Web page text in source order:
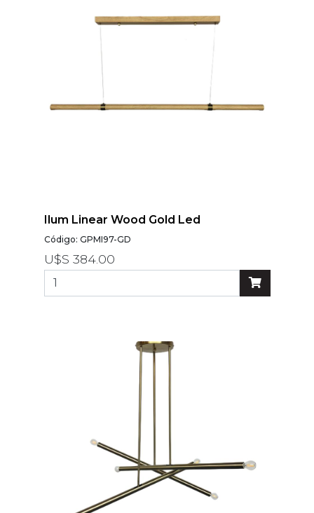
Ilum Linear Wood Gold Led
Código: GPMI97-GD
U$S 384.00